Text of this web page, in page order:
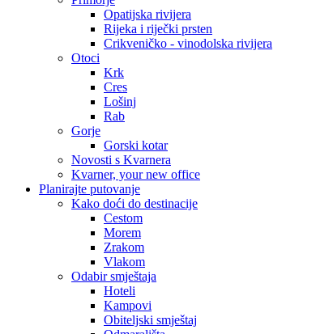
Opatijska rivijera
Rijeka i riječki prsten
Crikveničko - vinodolska rivijera
Otoci
Krk
Cres
Lošinj
Rab
Gorje
Gorski kotar
Novosti s Kvarnera
Kvarner, your new office
Planirajte putovanje
Kako doći do destinacije
Cestom
Morem
Zrakom
Vlakom
Odabir smještaja
Hoteli
Kampovi
Obiteljski smještaj